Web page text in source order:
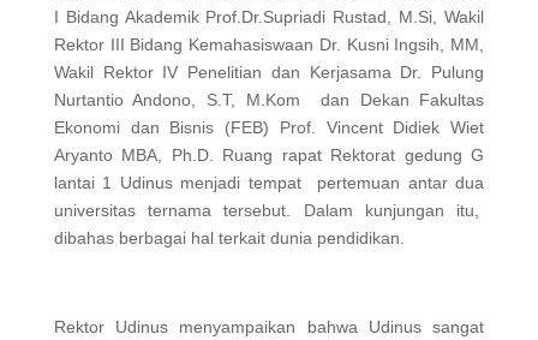
I Bidang Akademik Prof.Dr.Supriadi Rustad, M.Si, Wakil
Rektor III Bidang Kemahasiswaan Dr. Kusni Ingsih, MM,
Wakil Rektor IV Penelitian dan Kerjasama Dr. Pulung
Nurtantio Andono, S.T, M.Kom dan Dekan Fakultas
Ekonomi dan Bisnis (FEB) Prof. Vincent Didiek Wiet
Aryanto MBA, Ph.D. Ruang rapat Rektorat gedung G
lantai 1 Udinus menjadi tempat pertemuan antar dua
universitas ternama tersebut. Dalam kunjungan itu,
dibahas berbagai hal terkait dunia pendidikan.
Rektor Udinus menyampaikan bahwa Udinus sangat